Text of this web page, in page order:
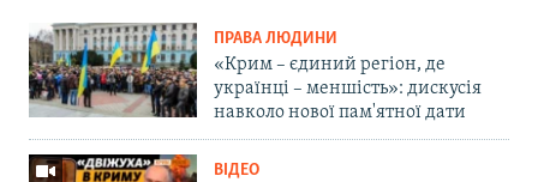
ПРАВА ЛЮДИНИ
«Крим – єдиний регіон, де
українці – меншість»: дискусія
навколо нової пам'ятної дати
ВІДЕО